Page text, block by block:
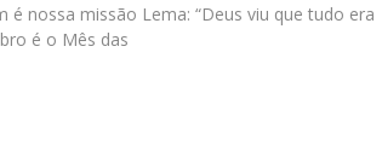
é nossa missão Lema: “Deus viu que tudo era
é o Mês das